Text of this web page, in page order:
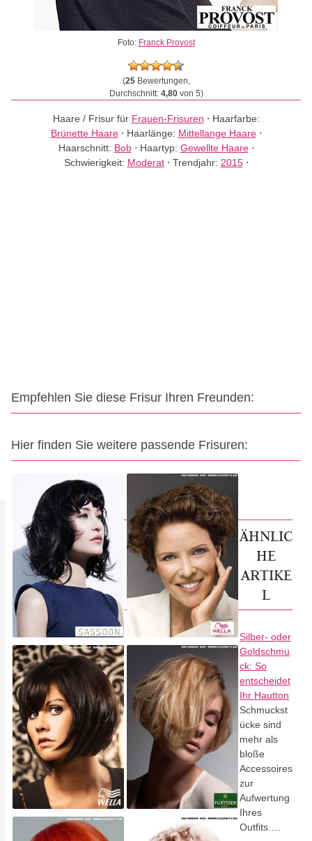
Foto: Franck Provost
(25Bewertungen,
Durchschnitt: 4,80von 5)
Haare / Frisur für Frauen-Frisuren ⋅ Haarfarbe:
Brünette Haare⋅ Haarlänge: Mittellange Haare⋅
Haarschnitt: Bob⋅ Haartyp: Gewellte Haare⋅
Schwierigkeit: Moderat⋅ Trendjahr: 2015⋅
Empfehlen Sie diese Frisur Ihren Freunden:
Hier finden Sie weitere passende Frisuren:
ÄHNLIC
HE
ARTIKE
L
Silber- oder
Goldschmu
ck: So
entscheidet
Ihr Hautton
Schmuckst
ücke sind
mehr als
bloße
Accessoires
zur
Aufwertung
Ihres
Outfits.…